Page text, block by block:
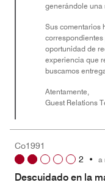
generándole una
Sus comentarios
oportunidad de
experiencia que
buscamos
Atentamente,
Guest Relations
Co1991
2 • a
Descuidado en la